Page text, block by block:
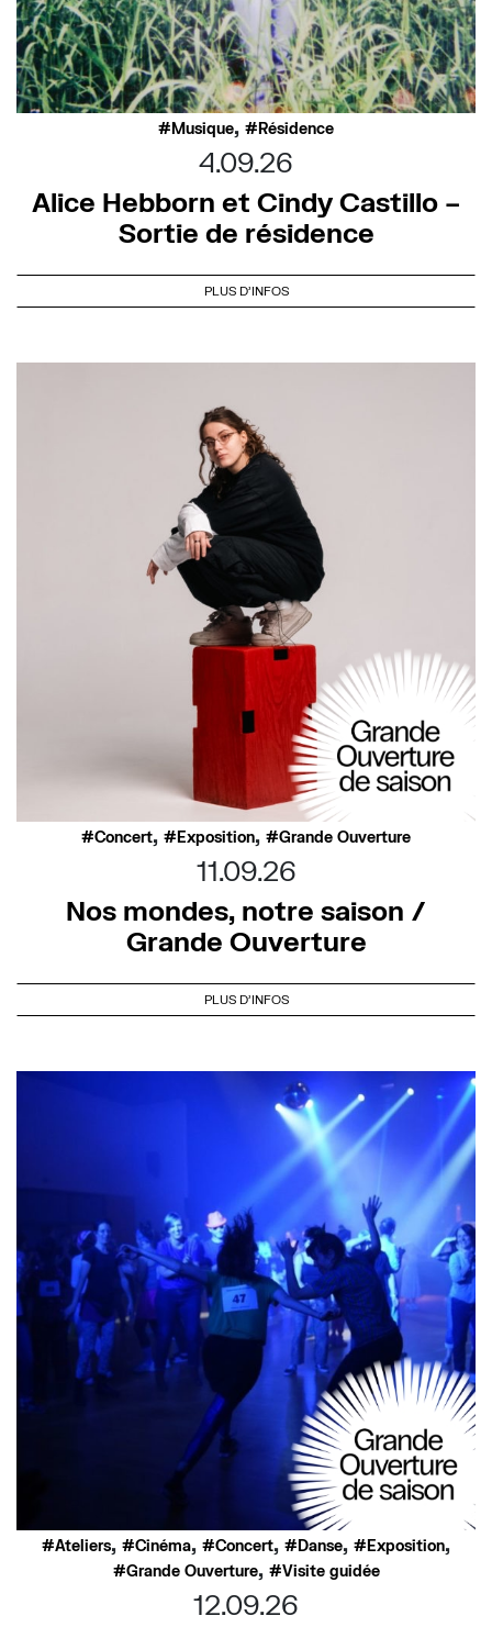
Musique, Résidence
4.09.26
Alice Hebborn et Cindy Castillo –
Sortie de résidence
PLUS D'INFOS
Concert, Exposition, Grande Ouverture
11.09.26
Nos mondes, notre saison /
Grande Ouverture
PLUS D'INFOS
Ateliers, Cinéma, Concert, Danse, Exposition,
Grande Ouverture, Visite guidée
12.09.26